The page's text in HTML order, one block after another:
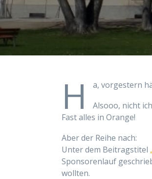
H a, vorgestern
Alsooo, nicht
Fast alles in Orange!
Aber der Reihe nach:
Unter dem Beitragstitel
Sponsorenlauf
wollten.